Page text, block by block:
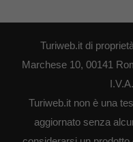
Turiweb.it di
Marchese 10, 00141
Turiweb.it non è una
aggiornato senza